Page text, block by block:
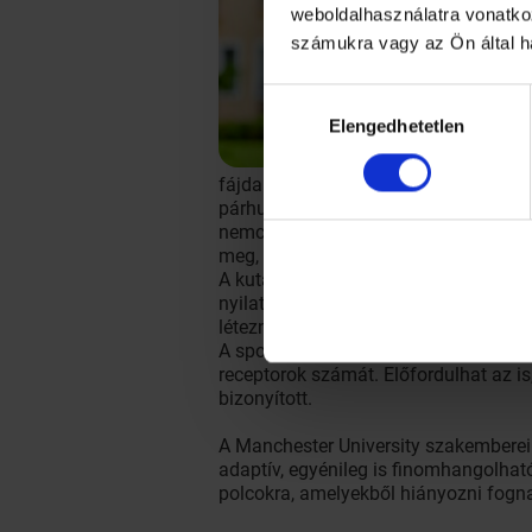
weboldalhasználatra
számukra vagy az Ön által
kiválasztásaElengedhetetlen
fájdalomtűrő képességhez vezet: az
párhuzamosan pedig egy PET-
nemcsak bebizonyosodott, hanem
meg, több ópiátreceptor van.
A kutatók ettől függetlenül értetlenül
nyilatkozta: míg az ún.
léteznek.
A sport például aktiválja az agy
receptorok számát. Előfordulhat az
bizonyított.
A Manchester University
adaptív, egyénileg is
polcokra, amelyekből hiányozni